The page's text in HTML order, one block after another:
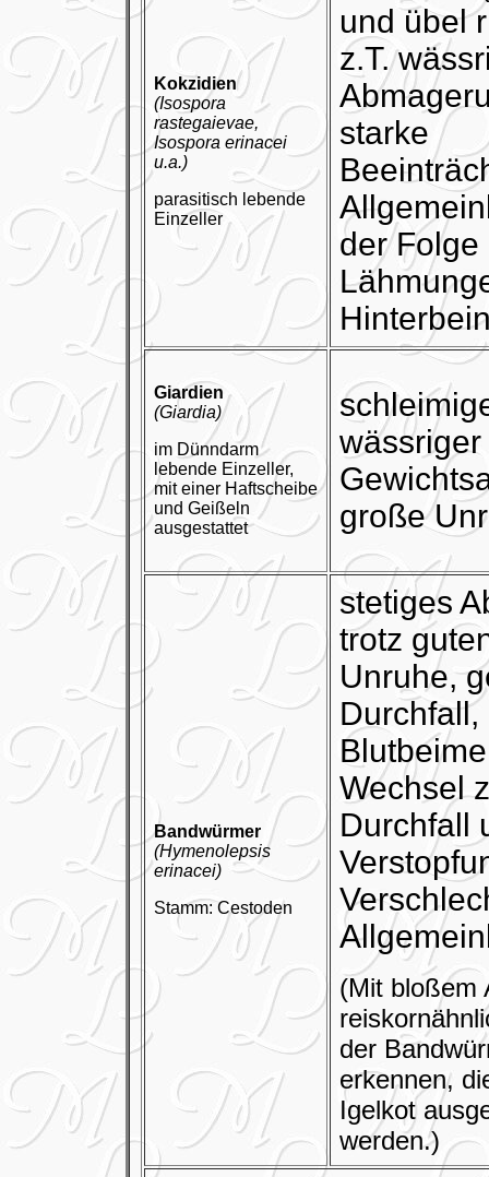
Kokzidien
(Isospora
rastegaievae,
Isospora erinacei
u.a.)
parasitisch lebende
Einzeller
und übel
z.T.
starke
der Folge
Giardien
(Giardia)
im Dünndarm
lebende Einzeller,
mit einer Haftscheibe
und Geißeln
ausgestattet
große
Bandwürmer
(Hymenolepsis
erinacei)
Stamm: Cestoden
stetiges
trotz
Unruhe,
Durchfall,
Wechsel
Durchfall
(Mit bloßem
der
erkennen,
Igelkot
werden.)